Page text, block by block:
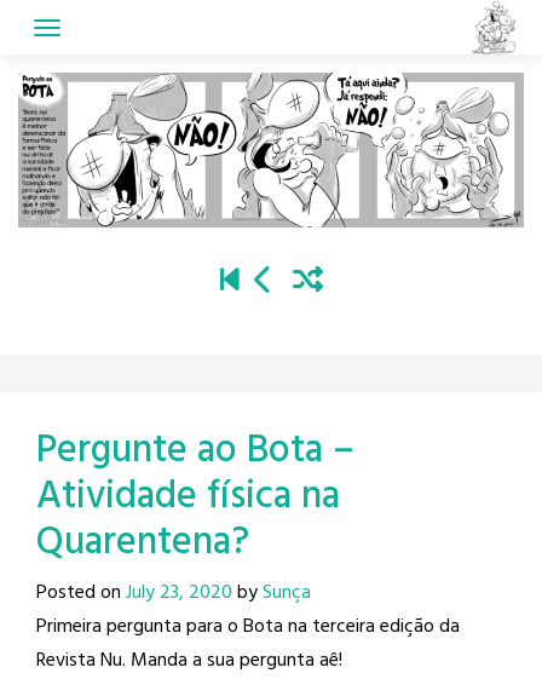
content
Pergunte ao Bota –
Atividade física na
Quarentena?
Posted onJuly 23, 2020bySunça
Primeira pergunta para o Bota na terceira edição da
Revista Nu. Manda a sua pergunta aê!